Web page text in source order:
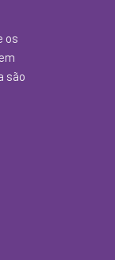
os
são